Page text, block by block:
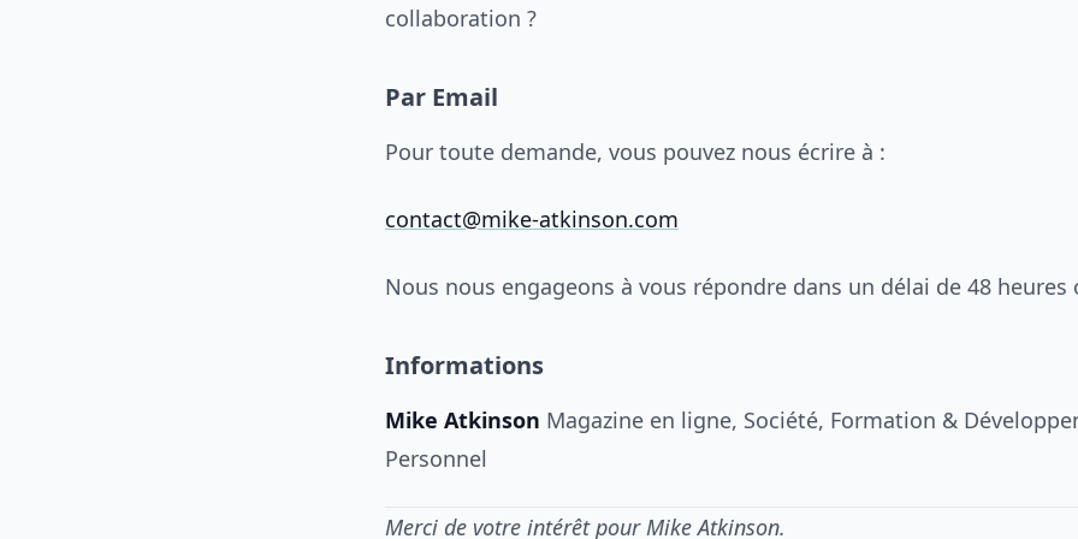
collaboration ?
Par Email
Pour toute demande, vous pouvez nous écrire à :
contact@mike-atkinson.com
Nous nous engageons à vous répondre dans un délai de 48 heures
Informations
Mike Atkinson Magazine en ligne, Société, Formation &
Personnel
Merci de votre intérêt pour Mike Atkinson.